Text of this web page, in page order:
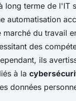
long terme de l'IT
automatisation
marché du travail
des
ils
à la
données